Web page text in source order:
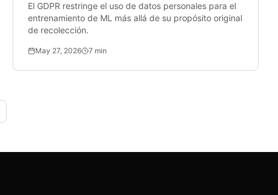
El GDPR restringe el uso de datos personales para el
entrenamiento de ML más allá de su propósito original
de recolección.
May 27, 2026 7 min